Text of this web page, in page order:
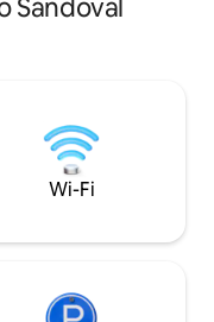
e
acampamento
pessoal
Wi-Fi
estimação são -
Independente
Sandoval
Wi-Fi